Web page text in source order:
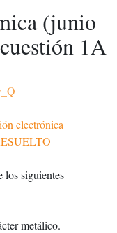
(junio
1A
electrónica
los siguientes
metálico.